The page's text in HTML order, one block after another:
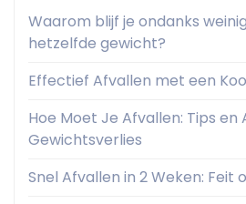
Waarom blijf je ondanks
hetzelfde gewicht?
Effectief Afvallen met een
Hoe Moet Je Afvallen: Tips en
Gewichtsverlies
Snel Afvallen in 2 Weken: Feit